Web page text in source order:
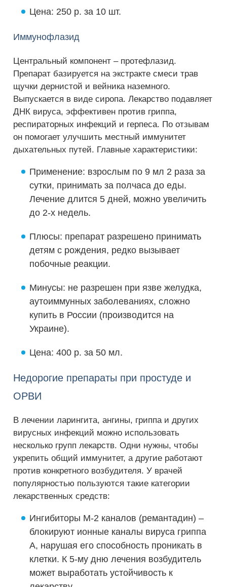
Цена: 250 р. за 10 шт.
Иммунофлазид
Центральный компонент – протефлазид.
Препарат базируется на экстракте смеси трав
щучки дернистой и вейника наземного.
Выпускается в виде сиропа. Лекарство подавляет
ДНК вируса, эффективен против гриппа,
респираторных инфекций и герпеса. По отзывам
он помогает улучшить местный иммунитет
дыхательных путей. Главные характеристики:
Применение: взрослым по 9 мл 2 раза за
сутки, принимать за полчаса до еды.
Лечение длится 5 дней, можно увеличить
до 2-х недель.
Плюсы: препарат разрешено принимать
детям с рождения, редко вызывает
побочные реакции.
Минусы: не разрешен при язве желудка,
аутоиммунных заболеваниях, сложно
купить в России (производится на
Украине).
Цена: 400 р. за 50 мл.
Недорогие препараты при простуде и
ОРВИ
В лечении ларингита, ангины, гриппа и других
вирусных инфекций можно использовать
несколько групп лекарств. Одни нужны, чтобы
укрепить общий иммунитет, а другие работают
против конкретного возбудителя. У врачей
популярностью пользуются такие категории
лекарственных средств:
Ингибиторы М-2 каналов (ремантадин) –
блокируют ионные каналы вируса гриппа
А, нарушая его способность проникать в
клетки. К 5-му дню лечения возбудитель
может выработать устойчивость к